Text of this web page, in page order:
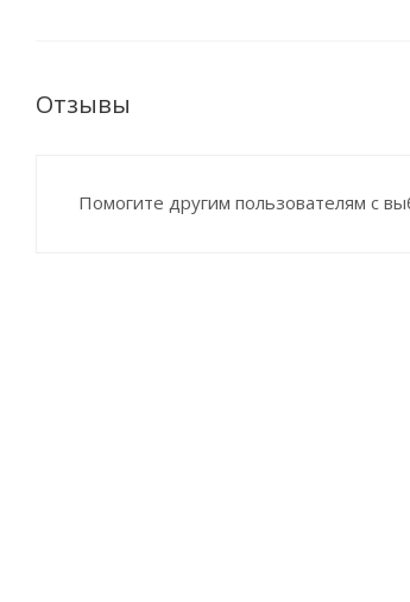
Отзывы
Помогите другим пользователям с